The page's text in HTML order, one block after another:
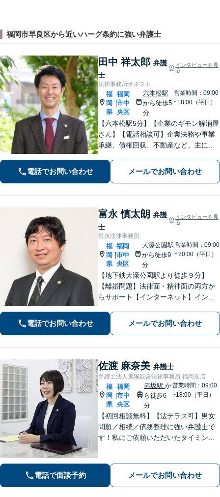
福岡市早良区から近いハーグ条約に強い弁護士
田中 祥太郎 弁護
士
インタビューを見
る
法律事務所オネスト
福
岡
県
福岡
市中
央区
六本松駅
から徒歩5
分
営業時間：09:00
~18:00（平日）
【六本松駅5分】【企業のギモン解消屋
さん】【電話相談可】企業法務や事業
承継、債権回収、不動産など、主に企
のみなさまが安心して本業に専念でき
るよう、法律に関するちょっとした疑
電話でお問い合わせ メールでお問い合わせ
富永 慎太朗 弁護
士
インタビューを見
る
富永法律事務所
福
岡
県
福岡
市中
央区
大濠公園駅
から徒歩9
分
営業時間：09:00
~20:00（平日）
【地下鉄大濠公園駅より徒歩９分】
【離婚問題】法律面・精神面の両方か
らサポート【インターネット】インス
決実績多数【休日面談可】【子連れ相
談可】【初回面談無料】
電話でお問い合わせ メールでお問い合わせ
佐渡 麻奈美 弁護士
弁護士法人鬼塚綜合法律事務所 福岡支店
福
岡
県
|
福岡
市中
央区
赤坂駅 か
ら徒歩6
分
営業時間：09:00
~18:00（平日）
【初回相談無料】【法テラス可】男女
問題／相続／債務整理に強い弁護士で
す！私にご依頼いただいたタイミング
してまいります【夜間・休日相談可】
【完全個室相談】【赤坂駅6分】
電話で面談予約 メールでお問い合わせ